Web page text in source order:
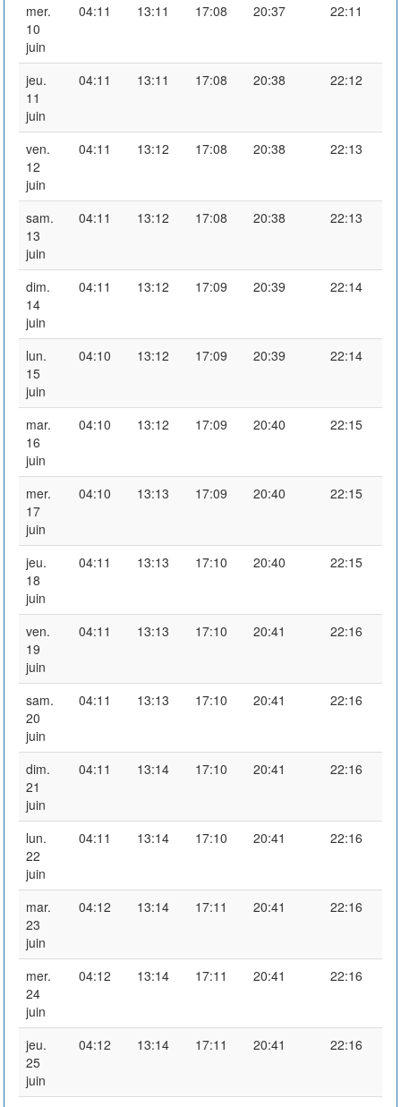
mer.
10
juin
04:11 13:11 17:08 20:37 22:11
jeu.
11
juin
04:11 13:11 17:08 20:38 22:12
ven.
12
juin
04:11 13:12 17:08 20:38 22:13
sam.
13
juin
04:11 13:12 17:08 20:38 22:13
dim.
14
juin
04:11 13:12 17:09 20:39 22:14
lun.
15
juin
04:10 13:12 17:09 20:39 22:14
mar.
16
juin
04:10 13:12 17:09 20:40 22:15
mer.
17
juin
04:10 13:13 17:09 20:40 22:15
jeu.
18
juin
04:11 13:13 17:10 20:40 22:15
ven.
19
juin
04:11 13:13 17:10 20:41 22:16
sam.
20
juin
04:11 13:13 17:10 20:41 22:16
dim.
21
juin
04:11 13:14 17:10 20:41 22:16
lun.
22
juin
04:11 13:14 17:10 20:41 22:16
mar.
23
juin
04:12 13:14 17:11 20:41 22:16
mer.
24
juin
04:12 13:14 17:11 20:41 22:16
jeu.
25
juin
04:12 13:14 17:11 20:41 22:16